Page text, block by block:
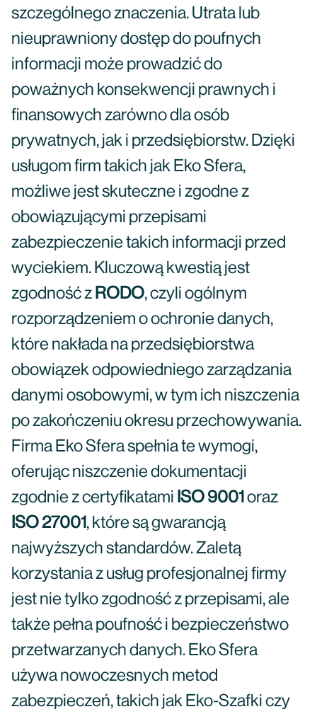
szczególnego znaczenia. Utrata lub
nieuprawniony dostęp do poufnych
informacji może prowadzić do
poważnych konsekwencji prawnych i
finansowych zarówno dla osób
prywatnych, jak i przedsiębiorstw. Dzięki
usługom firm takich jak Eko Sfera,
możliwe jest skuteczne i zgodne z
obowiązującymi przepisami
zabezpieczenie takich informacji przed
wyciekiem. Kluczową kwestią jest
zgodność z RODO, czyli ogólnym
rozporządzeniem o ochronie danych,
które nakłada na przedsiębiorstwa
obowiązek odpowiedniego zarządzania
danymi osobowymi, w tym ich niszczenia
po zakończeniu okresu przechowywania.
Firma Eko Sfera spełnia te wymogi,
oferując niszczenie dokumentacji
zgodnie z certyfikatami ISO 9001 oraz
ISO 27001, które są gwarancją
najwyższych standardów. Zaletą
korzystania z usług profesjonalnej firmy
jest nie tylko zgodność z przepisami, ale
także pełna poufność i bezpieczeństwo
przetwarzanych danych. Eko Sfera
używa nowoczesnych metod
zabezpieczeń, takich jak Eko-Szafki czy